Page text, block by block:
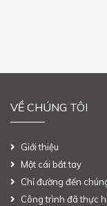
VỀ CHÚNG TÔI
Giới thiệu
Một cái bắt tay
Chỉ đường đến
Công trình đã thực